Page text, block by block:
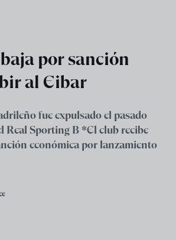
por sanción
al Eibar
fue expulsado el pasado
Real Sporting B *El club recibe
económica por lanzamiento